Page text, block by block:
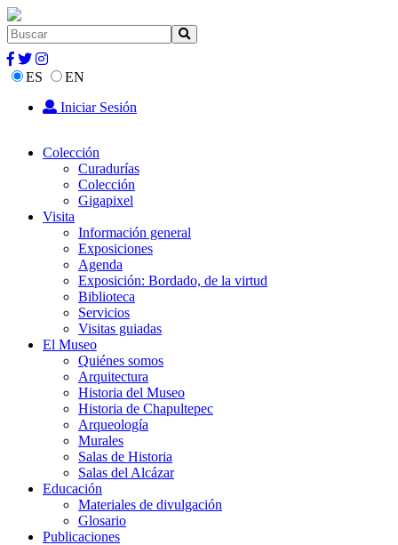
ES
EN
Iniciar Sesión
Colección
Curadurías
Colección
Gigapixel
Visita
Información general
Exposiciones
Agenda
Exposición: Bordado, de la virtud
Biblioteca
Servicios
Visitas guiadas
El Museo
Quiénes somos
Arquitectura
Historia del Museo
Historia de Chapultepec
Arqueología
Murales
Salas de Historia
Salas del Alcázar
Educación
Materiales de divulgación
Glosario
Publicaciones